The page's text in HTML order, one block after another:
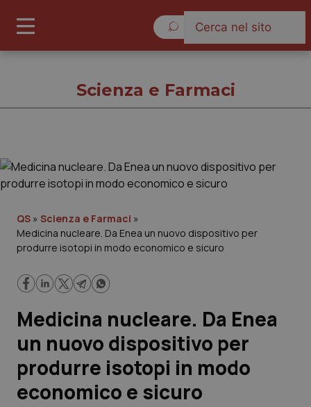
Governo e Parlamento
Regioni e Asl
Lavoro e Professioni
Scienza e Farmaci
Studi e Analisi
Scienza e Farmaci
QS » Scienza e Farmaci »
Medicina nucleare. Da Enea un nuovo dispositivo per
produrre isotopi in modo economico e sicuro
Medicina nucleare. Da Enea
un nuovo dispositivo per
produrre isotopi in modo
economico e sicuro